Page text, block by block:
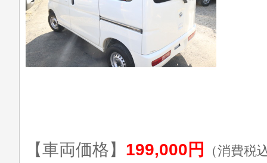
【車両価格】 199,000円 （消費税